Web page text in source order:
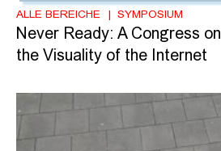
ALLE BEREICHE SYMPOSIUM
Never Ready: A Congress on
the Visuality of the Internet